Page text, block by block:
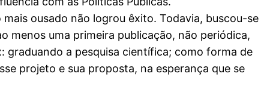
ousado não logrou êxito. Todavia, buscou-se
menos uma primeira publicação, não periódica,
graduando a pesquisa científica; como forma de
projeto e sua proposta, na esperança que se